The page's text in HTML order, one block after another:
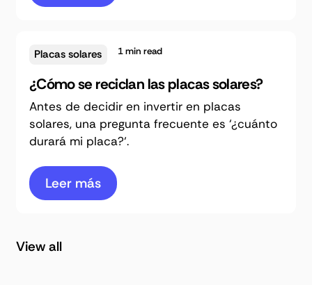
Placas solares 1min read
¿Cómo se reciclan las placas solares?
Antes de decidir en invertir en placas
solares, una pregunta frecuente es ‘¿cuánto
durará mi placa?‘.
Leer más
View all